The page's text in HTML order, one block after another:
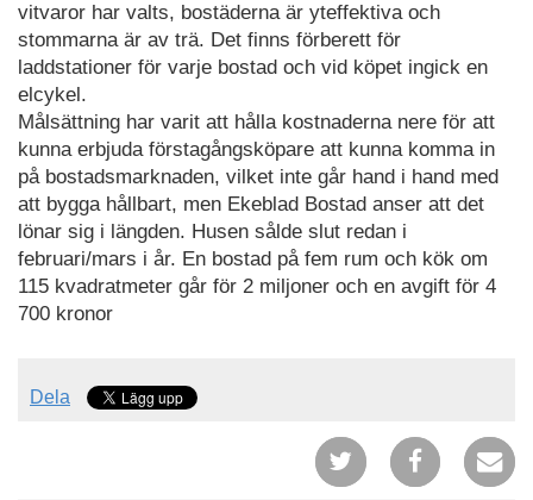
vitvaror har valts, bostäderna är yteffektiva och
stommarna är av trä. Det finns förberett för
laddstationer för varje bostad och vid köpet ingick en
elcykel.
Målsättning har varit att hålla kostnaderna nere för att
kunna erbjuda förstagångsköpare att kunna komma in
på bostadsmarknaden, vilket inte går hand i hand med
att bygga hållbart, men Ekeblad Bostad anser att det
lönar sig i längden. Husen sålde slut redan i
februari/mars i år. En bostad på fem rum och kök om
115 kvadratmeter går för 2 miljoner och en avgift för 4
700 kronor
Dela